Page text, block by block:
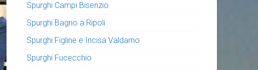
Spurghi Campi Bisenzio
Spurghi Bagno a Ripoli
Spurghi Figline e Incisa Valdarno
Spurghi Fucecchio